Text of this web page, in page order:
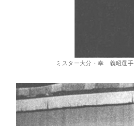
ミスター大分・幸 義昭選手